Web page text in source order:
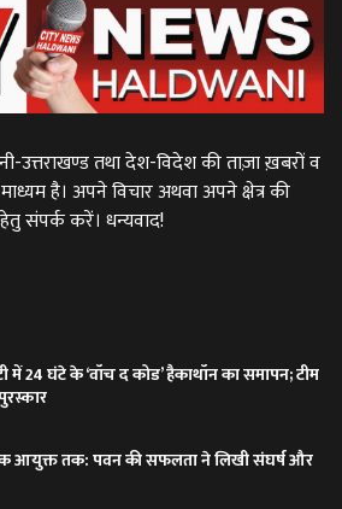
उत्तराखण्ड तथा देश-विदेश की ताज़ा ख़बरों व
है। अपने विचार अथवा अपने क्षेत्र की
संपर्क करें। धन्यवाद!
में 24 घंटे के ‘वॉच द कोड’ हैकाथॉन का समापन; टीम
आयुक्त तक: पवन की सफलता ने लिखी संघर्ष और